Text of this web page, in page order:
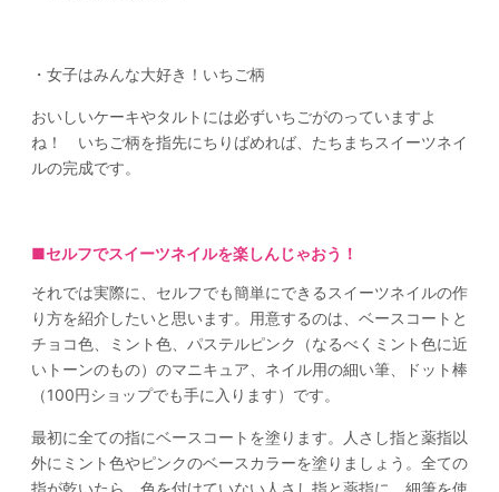
・女子はみんな大好き！いちご柄
おいしいケーキやタルトには必ずいちごがのっていますよ
ね！ いちご柄を指先にちりばめれば、たちまちスイーツネイ
ルの完成です。
■セルフでスイーツネイルを楽しんじゃおう！
それでは実際に、セルフでも簡単にできるスイーツネイルの作
り方を紹介したいと思います。用意するのは、ベースコートと
チョコ色、ミント色、パステルピンク（なるべくミント色に近
いトーンのもの）のマニキュア、ネイル用の細い筆、ドット棒
（100円ショップでも手に入ります）です。
最初に全ての指にベースコートを塗ります。人さし指と薬指以
外にミント色やピンクのベースカラーを塗りましょう。全ての
指が乾いたら、色を付けていない人さし指と薬指に、細筆を使